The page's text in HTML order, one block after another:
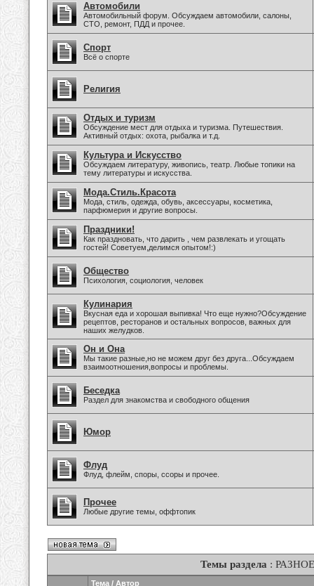
Автомобили
Автомобильный форум. Обсуждаем автомобили, салоны,
СТО, ремонт, ПДД и прочее.
Спорт
Всё о спорте
Религия
Отдых и туризм
Обсуждение мест для отдыха и туризма. Путешествия.
Активный отдых: охота, рыбалка и т.д.
Культура и Искусство
Обсуждаем литературу, живопись, театр. Любые топики на
тему литературы и искусства.
Мода.Стиль.Красота
Мода, стиль, одежда, обувь, аксессуары, косметика,
парфюмерия и другие вопросы.
Праздники!
Как праздновать, что дарить , чем развлекать и угощать
гостей! Советуем,делимся опытом!:)
Общество
Психология, социология, человек
Кулинария
Вкусная еда и хорошая выпивка! Что еще нужно?Обсуждение
рецептов, ресторанов и остальных вопросов, важных для
наших желудков.
Он и Она
Мы такие разные,но не можем друг без друга...Обсуждаем
взаимоотношения,вопросы и проблемы.
Беседка
Раздел для знакомства и свободного общения
Юмор
Флуд
Флуд, флейм, споры, ссоры и прочее.
Прочее
Любые другие темы, оффтопик
Темы раздела : РАЗНОЕ
Тема / Автор